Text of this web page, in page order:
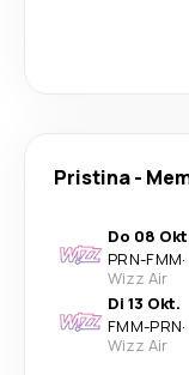
Pristina-
Do 08
PRN-FMM·
Wizz Air
Di 13 Okt.
FMM-PRN·
Wizz Air